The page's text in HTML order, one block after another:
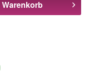
Warenkorb